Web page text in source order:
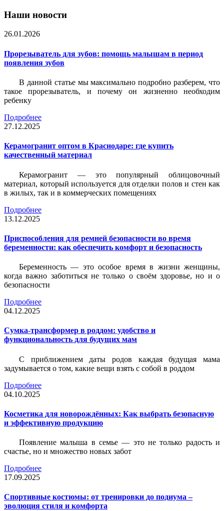
Наши новости
26.01.2026
Прорезыватель для зубов: помощь малышам в период
появления зубов
В данной статье мы максимально подробно разберем, что
такое прорезыватель, и почему он жизненно необходим
ребенку
Подробнее
27.12.2025
Керамогранит оптом в Краснодаре: где купить
качественный материал
Керамогранит — это популярный облицовочный
материал, который используется для отделки полов и стен как
в жилых, так и в коммерческих помещениях
Подробнее
13.12.2025
Приспособления для ремней безопасности во время
беременности: как обеспечить комфорт и безопасность
Беременность — это особое время в жизни женщины,
когда важно заботиться не только о своём здоровье, но и о
безопасности
Подробнее
04.12.2025
Сумка-трансформер в роддом: удобство и
функциональность для будущих мам
С приближением даты родов каждая будущая мама
задумывается о том, какие вещи взять с собой в роддом
Подробнее
04.10.2025
Косметика для новорождённых: Как выбрать безопасную
и эффективную продукцию
Появление малыша в семье — это не только радость и
счастье, но и множество новых забот
Подробнее
17.09.2025
Спортивные костюмы: от тренировки до подиума –
эволюция стиля и комфорта